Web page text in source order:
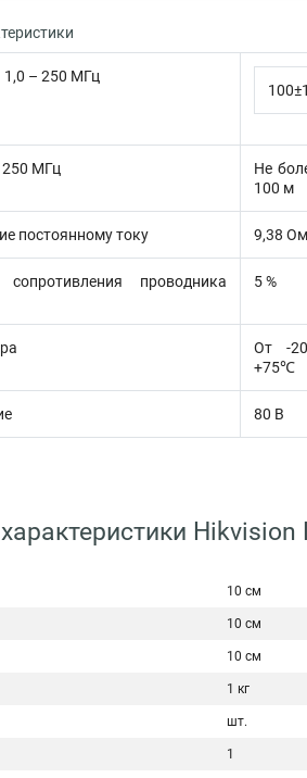
1,0 – 250 МГц
МГц
Не
100 м
постоянному току 9,38
проводника 5 %
От -
+75℃
80 В
Hikvision
10 см
10 см
10 см
1 кг
шт.
1